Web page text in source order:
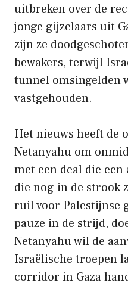
uitbreken over de
jonge gijzelaars uit
zijn ze
bewakers, terwijl
tunnel omsingelden
vastgehouden.
Het nieuws heeft de
Netanyahu om
met een deal die
die nog in de strook
ruil voor Palestijnse
pauze in de strijd,
Netanyahu wil de
Israëlische troepen
corridor in Gaza